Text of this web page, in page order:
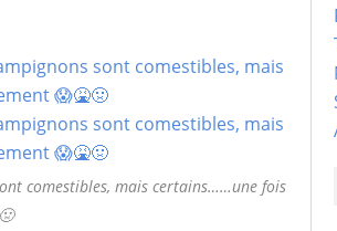
comestibles, mais certains……une fois